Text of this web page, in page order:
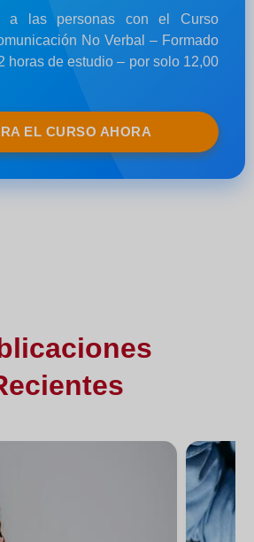
a las personas con el Curso
No Verbal – Formado
horas de estudio – por solo 12,00
EL CURSO AHORA